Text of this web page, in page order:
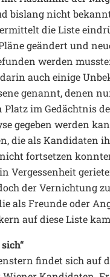
bislang nicht
die Liste
geändert und
werden
auch einige
genannt, denen
Platz im Gedächtnis
gegeben werden
die als Kandidaten
fortsetzen
Vergessenheit
der Vernichtung
als Freunde oder
auf diese Liste
findet sich auf